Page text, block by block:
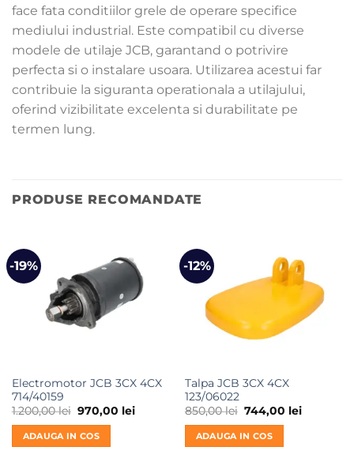
face fata conditiilor grele de operare specifice
mediului industrial. Este compatibil cu diverse
modele de utilaje JCB, garantand o potrivire
perfecta si o instalare usoara. Utilizarea acestui far
contribuie la siguranta operationala a utilajului,
oferind vizibilitate excelenta si durabilitate pe
termen lung.
PRODUSE RECOMANDATE
-19%
Electromotor JCB 3CX 4CX
714/40159
1.200,00lei Prețul
inițial
a
fost:
1.200,00 lei.
970,00 leiPrețul
ADAUGA IN COS
-12%
Talpa JCB 3CX 4CX
123/06022
850,00lei Prețul
inițial
a
fost:
850,00 lei.
744,00 leiPrețul
ADAUGA IN COS